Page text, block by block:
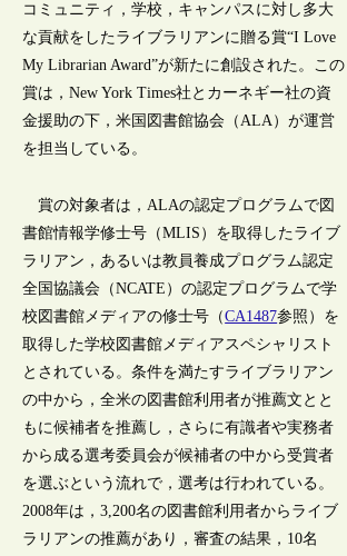
コミュニティ，学校，キャンパスに対し多大
な貢献をしたライブラリアンに贈る賞“I Love
My Librarian Award”が新たに創設された。この
賞は，New York Times社とカーネギー社の資
金援助の下，米国図書館協会（ALA）が運営
を担当している。
賞の対象者は，ALAの認定プログラムで図
書館情報学修士号（MLIS）を取得したライブ
ラリアン，あるいは教員養成プログラム認定
全国協議会（NCATE）の認定プログラムで学
校図書館メディアの修士号（CA1487参照）を
取得した学校図書館メディアスペシャリスト
とされている。条件を満たすライブラリアン
の中から，全米の図書館利用者が推薦文とと
もに候補者を推薦し，さらに有識者や実務者
から成る選考委員会が候補者の中から受賞者
を選ぶという流れで，選考は行われている。
2008年は，3,200名の図書館利用者からライブ
ラリアンの推薦があり，審査の結果，10名